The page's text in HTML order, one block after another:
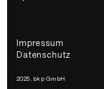
2025, bkp GmbH
Impressum
Datenschutz